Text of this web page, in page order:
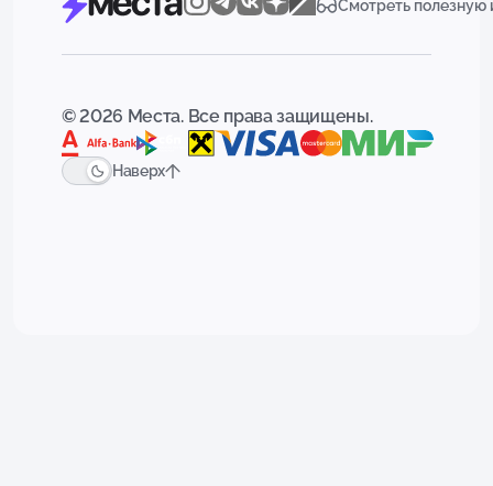
Смотреть
© 2026 Места. Все права защищены.
Наверх